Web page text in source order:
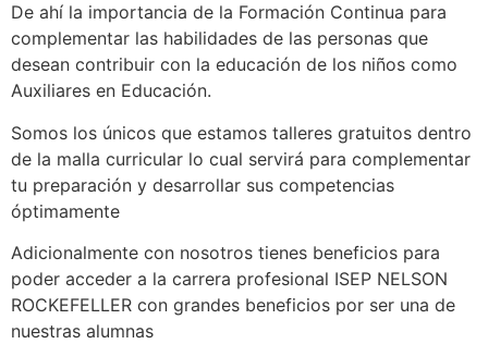
De ahí la importancia de la Formación Continua para
complementar las habilidades de las personas que
desean contribuir con la educación de los niños como
Auxiliares en Educación.
Somos los únicos que estamos talleres gratuitos dentro
de la malla curricular lo cual servirá para complementar
tu preparación y desarrollar sus competencias
óptimamente
Adicionalmente con nosotros tienes beneficios para
poder acceder a la carrera profesional ISEP NELSON
ROCKEFELLER con grandes beneficios por ser una de
nuestras alumnas